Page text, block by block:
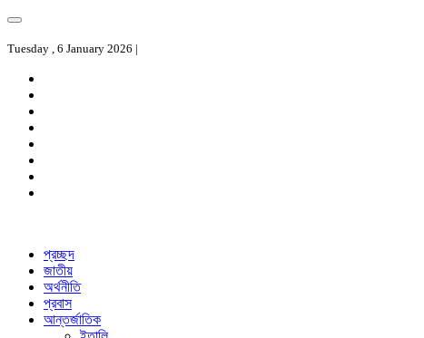
Tuesday , 6 January 2026 |
প্রচ্ছদ
জাতীয়
অর্থনীতি
প্রবাস
আন্তর্জাতিক